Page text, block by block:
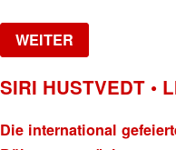
WEITER
SIRI HUSTVEDT •
Die international